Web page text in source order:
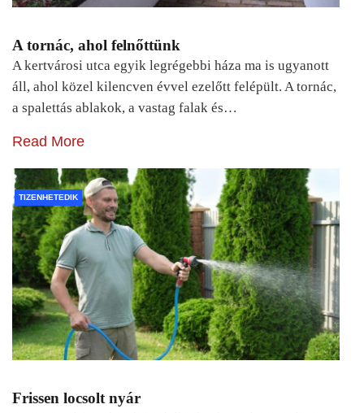
A tornác, ahol felnőttünk
A kertvárosi utca egyik legrégebbi háza ma is ugyanott
áll, ahol közel kilencven évvel ezelőtt felépült. A tornác,
a spalettás ablakok, a vastag falak és…
Read More
TIZENHETEDIK
Frissen locsolt nyár